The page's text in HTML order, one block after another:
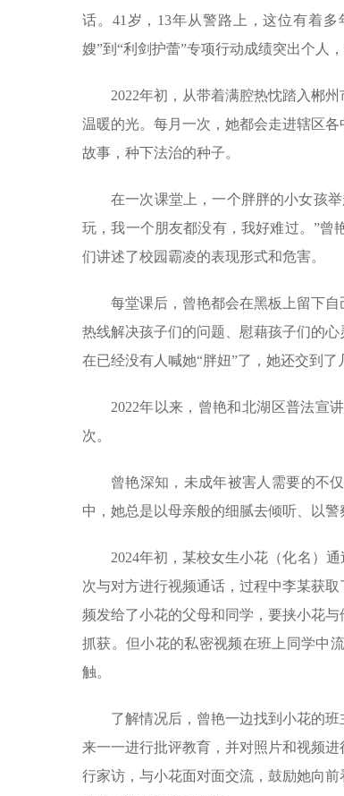
话。41岁，13年从警路上，这位有着
嫂”到“利剑护蕾”专项行动成绩突出个人
2022年初，从带着满腔热忱踏入郴
温暖的光。每月一次，她都会走进辖区
故事，种下法治的种子。
在一次课堂上，一个胖胖的小女孩
玩，我一个朋友都没有，我好难过。”曾
们讲述了校园霸凌的表现形式和危害。
每堂课后，曾艳都会在黑板上留下
热线解决孩子们的问题、慰藉孩子们的
在已经没有人喊她“胖妞”了，她还交到了
2022年以来，曾艳和北湖区普法宣
次。
曾艳深知，未成年被害人需要的不
中，她总是以母亲般的细腻去倾听、以
2024年初，某校女生小花（化名）
次与对方进行视频通话，过程中李某获
频发给了小花的父母和同学，要挟小花
抓获。但小花的私密视频在班上同学中
触。
了解情况后，曾艳一边找到小花的
来一一进行批评教育，并对照片和视频
行家访，与小花面对面交流，鼓励她向